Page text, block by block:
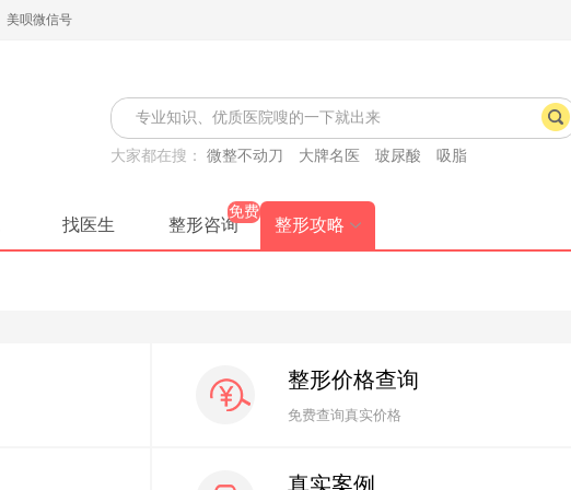
美呗微信号
大家都在搜： 微整不动刀 大牌名医 玻尿酸 吸脂
找医生 整形咨询
免费
整形攻略
整形价格查询
免费查询真实价格
真实案例